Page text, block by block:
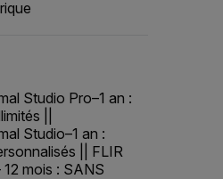
Studio Pro–1 an :
||
Studio–1 an :
|| FLIR
mois : SANS